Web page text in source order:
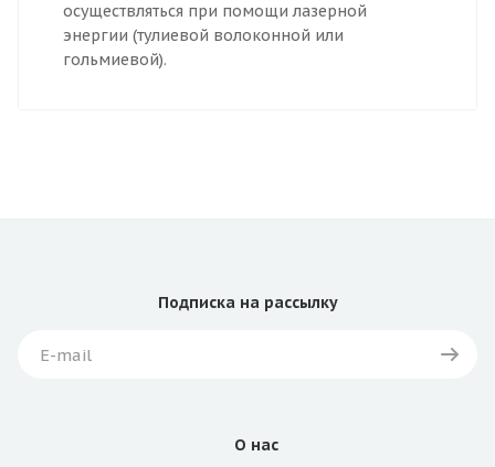
осуществляться при помощи лазерной
энергии (тулиевой волоконной или
гольмиевой).
Подписка на рассылку
О нас